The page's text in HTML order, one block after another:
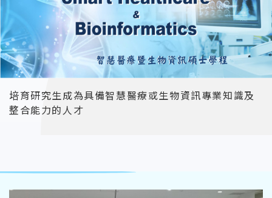
培育研究生成為具備智慧醫療或生物資訊專業知識及
整合能力的人才